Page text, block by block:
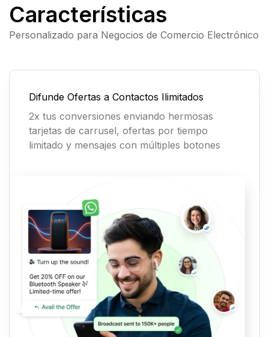
Características
Personalizado para Negocios de Comercio Electrónico
Difunde Ofertas a Contactos Ilimitados
2x tus conversiones enviando hermosas
tarjetas de carrusel, ofertas por tiempo
limitado y mensajes con múltiples botones